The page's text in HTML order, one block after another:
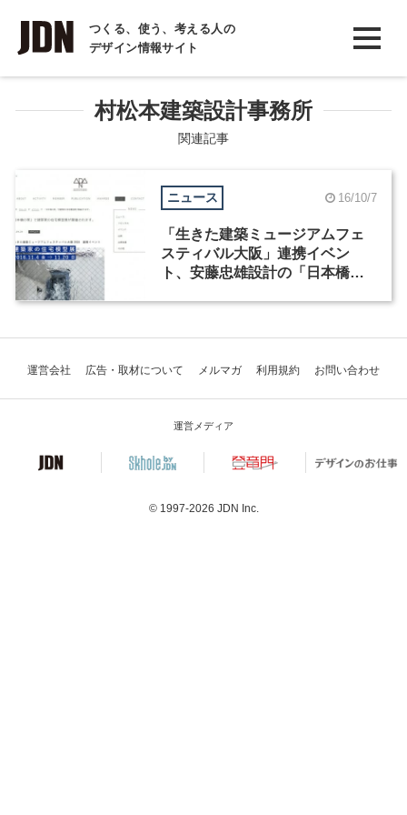
つくる、使う、考える人の
デザイン情報サイト
INTERVIEW
インタビュー
REPORT
COLUMN
コラム
村松本建築設計事務所
関連記事
ニュース 16/10/7
「生きた建築ミュージアムフェ
スティバル大阪」連携イベン
ト、安藤忠雄設計の「日本橋の
運営会社 広告・取材について メルマガ 利用規約 お問い合わせ
運営メディア
© 1997-2026 JDN Inc.